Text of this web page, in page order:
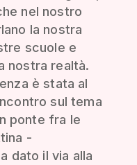
nel nostro
la nostra
scuole e
nostra realtà.
è stata al
sul tema
ponte fra le
-
dato il via alla